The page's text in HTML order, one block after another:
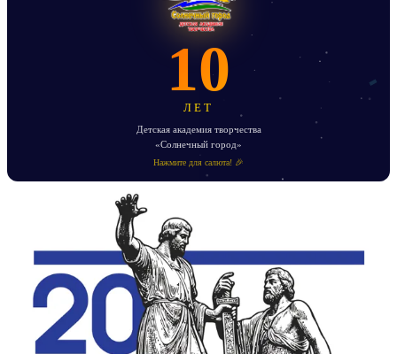
10
ЛЕТ
Детская академия творчества
«Солнечный город»
Нажмите для салюта! 🎉